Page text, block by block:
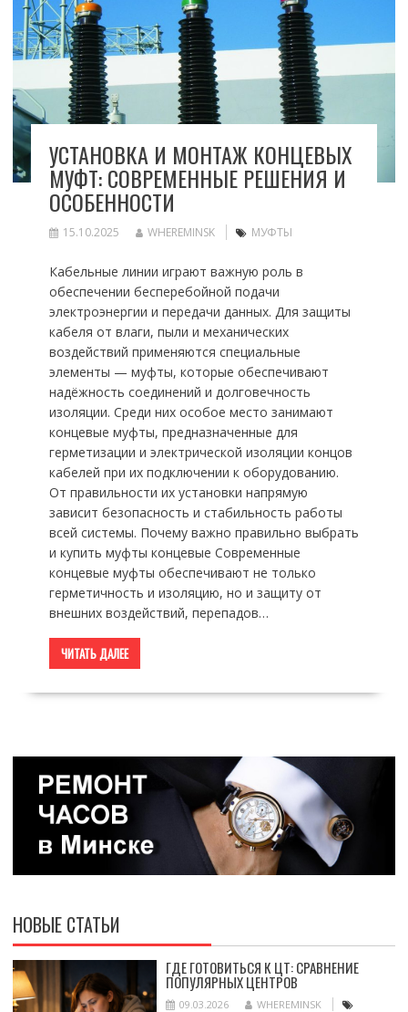
УСТАНОВКА И МОНТАЖ КОНЦЕВЫХ
МУФТ: СОВРЕМЕННЫЕ РЕШЕНИЯ И
ОСОБЕННОСТИ
15.10.2025 WHEREMINSK МУФТЫ
Кабельные линии играют важную роль в
обеспечении бесперебойной подачи
электроэнергии и передачи данных. Для защиты
кабеля от влаги, пыли и механических
воздействий применяются специальные
элементы — муфты, которые обеспечивают
надёжность соединений и долговечность
изоляции. Среди них особое место занимают
концевые муфты, предназначенные для
герметизации и электрической изоляции концов
кабелей при их подключении к оборудованию.
От правильности их установки напрямую
зависит безопасность и стабильность работы
всей системы. Почему важно правильно выбрать
и купить муфты концевые Современные
концевые муфты обеспечивают не только
герметичность и изоляцию, но и защиту от
внешних воздействий, перепадов…
ЧИТАТЬ ДАЛЕЕ
НОВЫЕ СТАТЬИ
ГДЕ ГОТОВИТЬСЯ К ЦТ: СРАВНЕНИЕ
ПОПУЛЯРНЫХ ЦЕНТРОВ
09.03.2026
WHEREMINSK